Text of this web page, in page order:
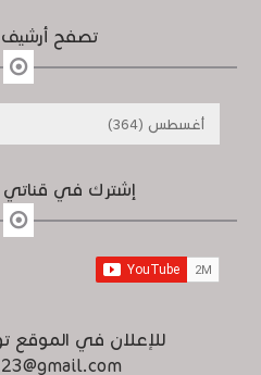
تصفح أرشيف
إشترك في قناتي
للإعلان في الموقع